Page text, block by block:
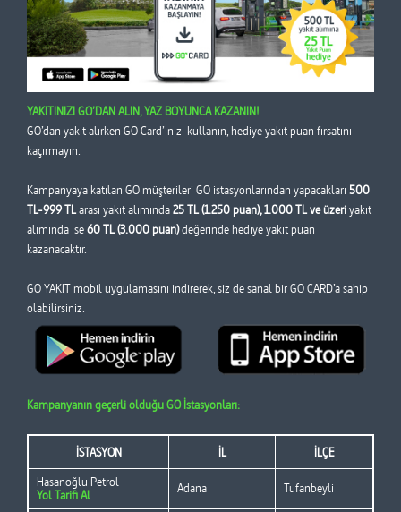
YAKITINIZI GO’DAN ALIN, YAZ BOYUNCA KAZANIN!
GO’dan yakıt alırken GO Card’ınızı kullanın, hediye yakıt puan fırsatını
kaçırmayın.
Kampanyaya katılan GO müşterileri GO istasyonlarından yapacakları 500
TL-999 TLarası yakıt alımında25 TL (1.250 puan), 1.000 TL ve üzeriyakıt
alımında ise60 TL (3.000 puan)değerinde hediye yakıt puan
kazanacaktır.
GO YAKIT mobil uygulamasını indirerek, siz de sanal bir GO CARD’a sahip
olabilirsiniz.
Kampanyanın geçerli olduğu GO İstasyonları:
İSTASYON İL
İLÇE
Hasanoğlu Petrol
Yol Tarifi Al
Adana Tufanbeyli